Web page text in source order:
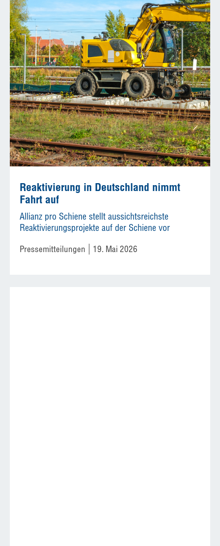
Reaktivierung in Deutschland nimmt
Fahrt auf
Allianz pro Schiene stellt aussichtsreichste
Reaktivierungsprojekte auf der Schiene vor
Pressemitteilungen 19. Mai 2026